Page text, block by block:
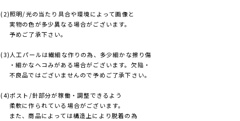
(2)照明/光の当たり具合や環境によって画像と
実物の色が多少異なる場合がございます。
予めご了承下さい。
(3)人工パールは繊細な作りの為、多少細かな擦り傷
・細かなヘコみがある場合がございます。欠陥・
不良品ではございませんので予めご了承下さい。
(4)ポスト/針部分が稼働・調整できるよう
柔軟に作られている場合がございます。
また、商品によっては構造上により脱着の為